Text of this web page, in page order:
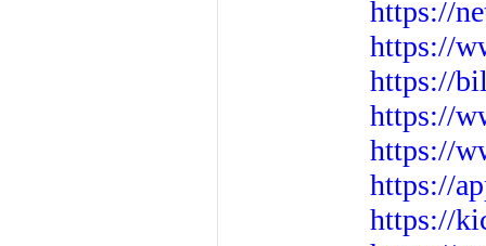
https://
https://
https://
https://
https://
https://
https://